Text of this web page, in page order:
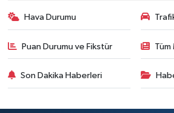
Hava Durumu
Puan Durumu ve Fikstür
Son Dakika Haberleri